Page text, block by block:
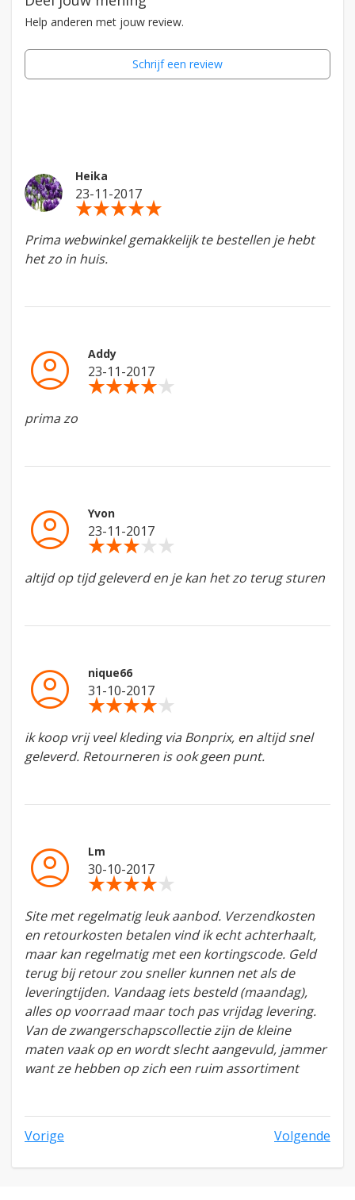
Help anderen met jouw review.
Schrijf een review
Heika
23-11-2017
star_ratestar_ratestar_ratestar_ratestar_rate
Prima webwinkel gemakkelijk te bestellen je hebt
het zo in huis.
account_circle Addy
23-11-2017
star_ratestar_ratestar_ratestar_ratestar_rate
prima zo
account_circle Yvon
23-11-2017
star_ratestar_ratestar_ratestar_ratestar_rate
altijd op tijd geleverd en je kan het zo terug sturen
account_circle nique66
31-10-2017
star_ratestar_ratestar_ratestar_ratestar_rate
ik koop vrij veel kleding via Bonprix, en altijd snel
geleverd. Retourneren is ook geen punt.
account_circle Lm
30-10-2017
star_ratestar_ratestar_ratestar_ratestar_rate
Site met regelmatig leuk aanbod. Verzendkosten
en retourkosten betalen vind ik echt achterhaalt,
maar kan regelmatig met een kortingscode. Geld
terug bij retour zou sneller kunnen net als de
leveringtijden. Vandaag iets besteld (maandag),
alles op voorraad maar toch pas vrijdag levering.
Van de zwangerschapscollectie zijn de kleine
maten vaak op en wordt slecht aangevuld, jammer
want ze hebben op zich een ruim assortiment
Vorige Volgende